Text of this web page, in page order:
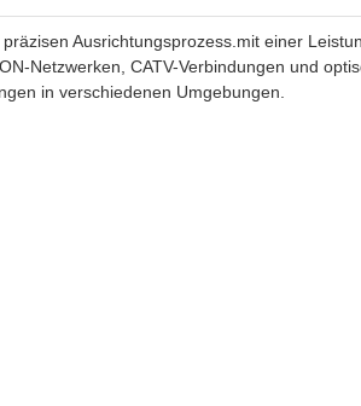
Ausrichtungsprozess.mit einer
Netzwerken, CATV-Verbindungen und
in verschiedenen Umgebungen.